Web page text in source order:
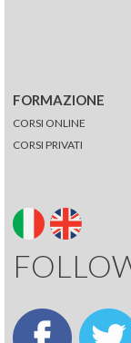
FORMAZIONE
CORSI ONLINE
CORSI PRIVATI